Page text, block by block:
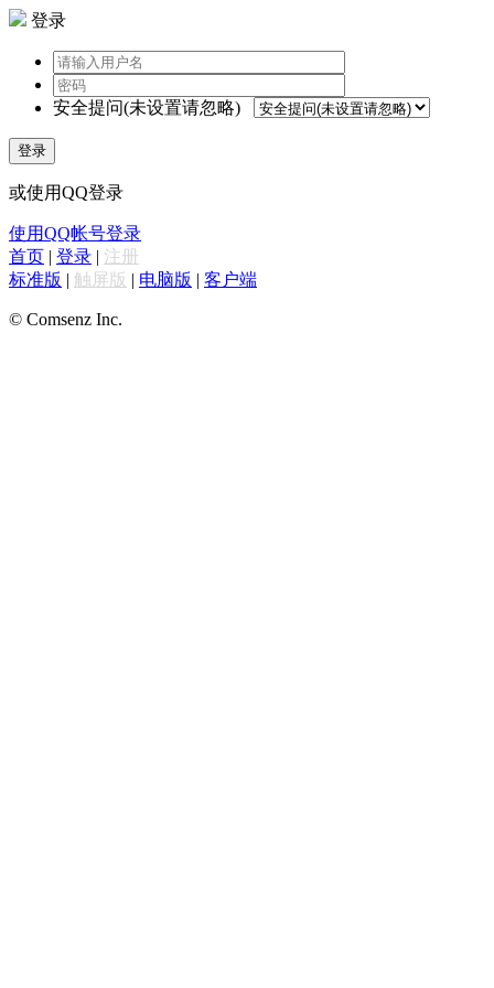
登录
安全提问(未设置请忽略)
登录
或使用QQ登录
使用QQ帐号登录
首页 | 登录 | 注册
标准版 | 触屏版 | 电脑版 | 客户端
© Comsenz Inc.